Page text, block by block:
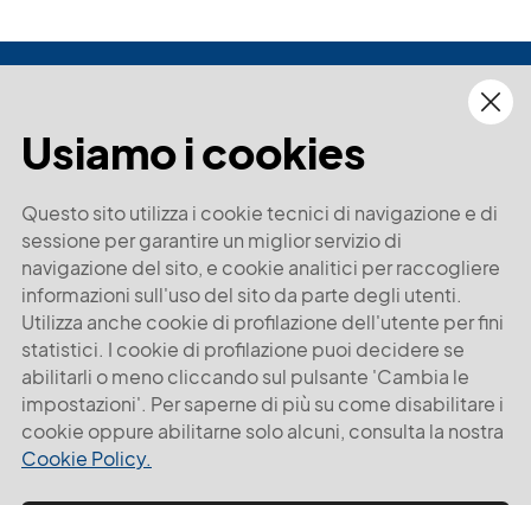
Chi siamo
Contatti
Blog
Mappa del sito
Condizioni generali
Privacy policy
Cookie policy
Contributi
Email:info@modenatur.itPEC:
modenatur@legalmail.it
P.I. e C.F 02374350367REA: MO 285204SDI CMBAR97
Usiamo i cookies
Questo sito utilizza i cookie tecnici di navigazione e di
sessione per garantire un miglior servizio di
navigazione del sito, e cookie analitici per raccogliere
informazioni sull'uso del sito da parte degli utenti.
Utilizza anche cookie di profilazione dell'utente per fini
statistici. I cookie di profilazione puoi decidere se
abilitarli o meno cliccando sul pulsante 'Cambia le
impostazioni'. Per saperne di più su come disabilitare i
cookie oppure abilitarne solo alcuni, consulta la nostra
Cookie Policy.